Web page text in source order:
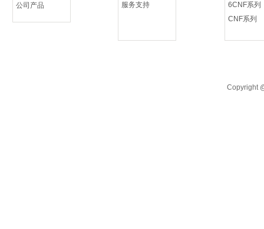
公司产品
服务支持
6CNF系列
CNF系列
Copyright